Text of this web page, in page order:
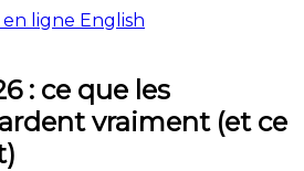
ligne English
: ce que les
vraiment (et ce